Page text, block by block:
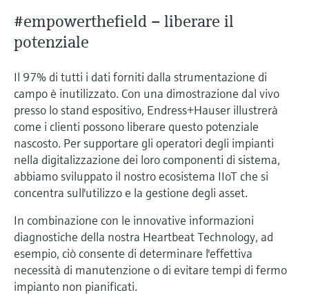
#empowerthefield – liberare il
potenziale
Il 97% di tutti i dati forniti dalla strumentazione di
campo è inutilizzato. Con una dimostrazione dal vivo
presso lo stand espositivo, Endress+Hauser illustrerà
come i clienti possono liberare questo potenziale
nascosto. Per supportare gli operatori degli impianti
nella digitalizzazione dei loro componenti di sistema,
abbiamo sviluppato il nostro ecosistema IIoT che si
concentra sull'utilizzo e la gestione degli asset.
In combinazione con le innovative informazioni
diagnostiche della nostra Heartbeat Technology, ad
esempio, ciò consente di determinare l'effettiva
necessità di manutenzione o di evitare tempi di fermo
impianto non pianificati.